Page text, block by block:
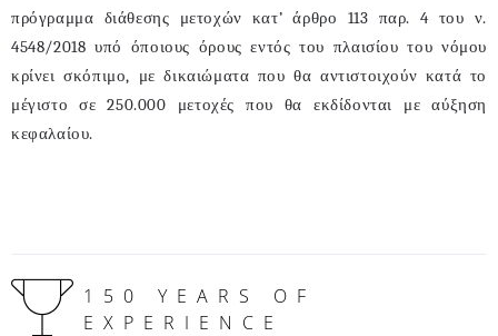
πρόγραμμα διάθεσης μετοχών κατ’ άρθρο 113 παρ. 4 του ν.
4548/2018 υπό όποιους όρους εντός του πλαισίου του νόμου
κρίνει σκόπιμο, με δικαιώματα που θα αντιστοιχούν κατά το
μέγιστο σε 250.000 μετοχές που θα εκδίδονται με αύξηση
κεφαλαίου.
150 YEARS OF
EXPERIENCE